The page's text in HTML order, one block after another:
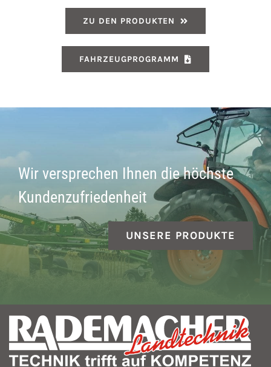
ZU DEN PRODUKTEN
FAHRZEUGPROGRAMM
Wir versprechen Ihnen die höchste
Kundenzufriedenheit
UNSERE PRODUKTE